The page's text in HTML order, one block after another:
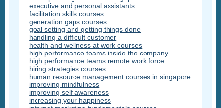
executive and personal assistants
facilitation skills courses
generation gaps courses
goal setting and getting things done
handling a difficult customer
health and wellness at work courses
high performance teams inside the company
high performance teams remote work force
hiring strategies courses
human resource management courses in singapore
improving mindfulness
improving self awareness
increasing your happiness